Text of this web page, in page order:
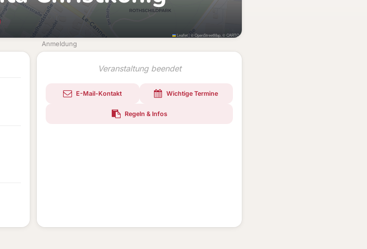
Anmeldung
Veranstaltung beendet
E-Mail-Kontakt Wichtige Termine
Regeln & Infos
Leaflet|©OpenStreetMap , ©CARTO